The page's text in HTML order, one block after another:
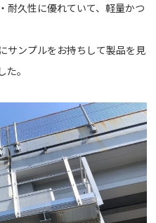
耐久性に優れていて、軽量かつ
サンプルをお持ちして製品を見
。